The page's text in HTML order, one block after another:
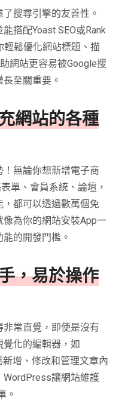
搜尋引擎的友善性。
搭配Yoast SEO或Rank
輕鬆優化網站標題、描
網站更容易被Google搜
至關重要。
網站的各種
無論你想新增電子商
單、會員系統、論壇，
都可以透過數萬個免
為你的網站安裝App一
的開發門檻。
，易於操作
常直覺，即使是沒有
化的編輯器，如
新增、修改和管理文章內
WordPress讓網站維護
。